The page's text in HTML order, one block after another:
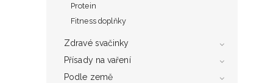
Protein
Fitness doplňky
Zdravé svačinky
Přísady na vaření
Podle země